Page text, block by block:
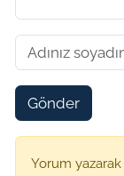
Gönder
Yorum yazarak